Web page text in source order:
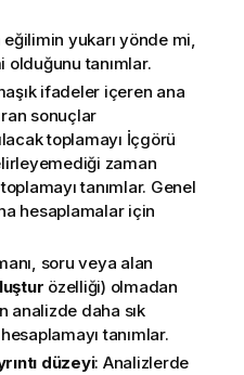
eğilimin yukarı yönde mi,
olduğunu tanımlar.
ifadeler içeren ana
sonuçlar
toplamayı İçgörü
zaman
tanımlar. Genel
hesaplamalar için
, soru veya alan
özelliği) olmadan
analizde daha sık
tanımlar.
düzeyi: Analizlerde